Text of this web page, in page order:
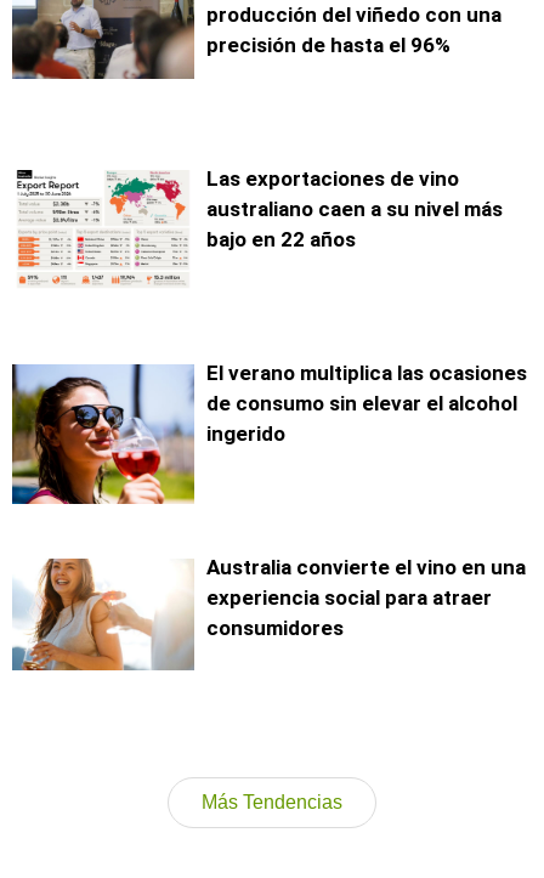
producción del viñedo con una
precisión de hasta el 96%
Las exportaciones de vino
australiano caen a su nivel más
bajo en 22 años
El verano multiplica las ocasiones
de consumo sin elevar el alcohol
ingerido
Australia convierte el vino en una
experiencia social para atraer
consumidores
Más Tendencias